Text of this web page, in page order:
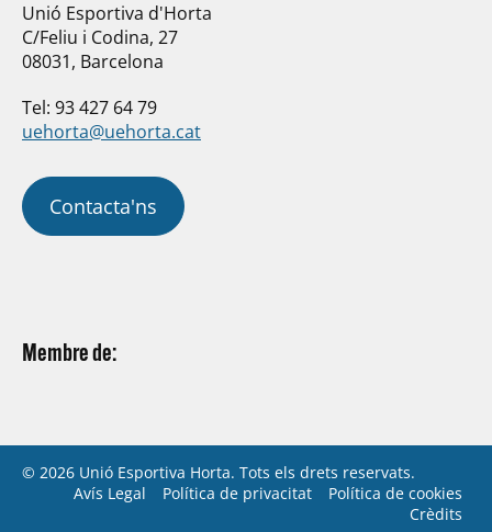
Unió Esportiva d'Horta
C/Feliu i Codina, 27
08031, Barcelona
Tel: 93 427 64 79
uehorta@uehorta.cat
Contacta'ns
Membre de:
© 2026 Unió Esportiva Horta. Tots els drets reservats.
Avís Legal
Política de privacitat
Política de cookies
Crèdits